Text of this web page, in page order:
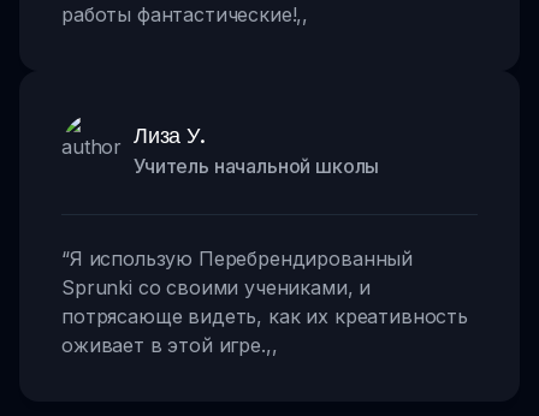
работы фантастические!,,
Лиза У.
Учитель начальной школы
“Я использую Перебрендированный
Sprunki со своими учениками, и
потрясающе видеть, как их креативность
оживает в этой игре.,,